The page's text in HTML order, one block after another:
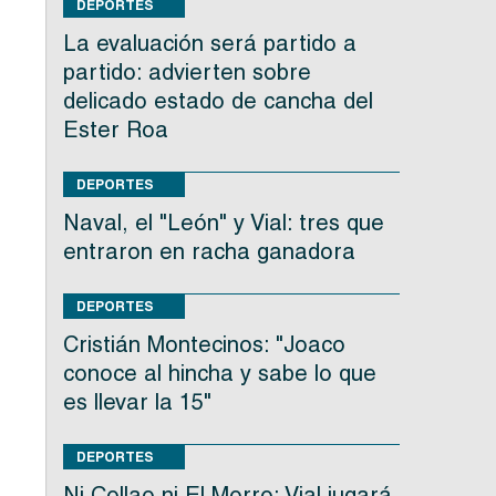
DEPORTES
La evaluación será partido a
partido: advierten sobre
delicado estado de cancha del
Ester Roa
DEPORTES
Naval, el "León" y Vial: tres que
entraron en racha ganadora
DEPORTES
Cristián Montecinos: "Joaco
conoce al hincha y sabe lo que
es llevar la 15"
DEPORTES